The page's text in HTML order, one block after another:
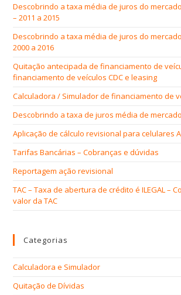
Descobrindo a taxa média de juros do
– 2011 a 2015
Descobrindo a taxa média de juros do
2000 a 2016
Quitação antecipada de financiamento de
financiamento de veículos CDC e leasing
Calculadora / Simulador de financiamento de
Descobrindo a taxa de juros média de mercado
Aplicação de cálculo revisional para celulares
Tarifas Bancárias – Cobranças e dúvidas
Reportagem ação revisional
TAC – Taxa de abertura de crédito é ILEGAL –
valor da TAC
Categorias
Calculadora e Simulador
Quitação de Dívidas